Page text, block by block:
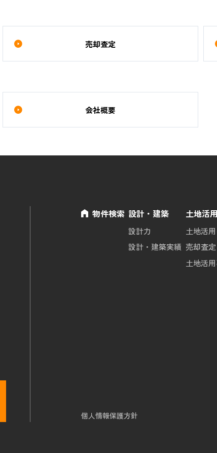
売却査定
会社概要
物件検索 設計・建築
設計力
設計・建築実績
土地活
土地活
売却査定
土地活
個人情報保護方針